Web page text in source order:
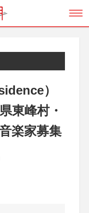
）
東峰村・
楽家募集